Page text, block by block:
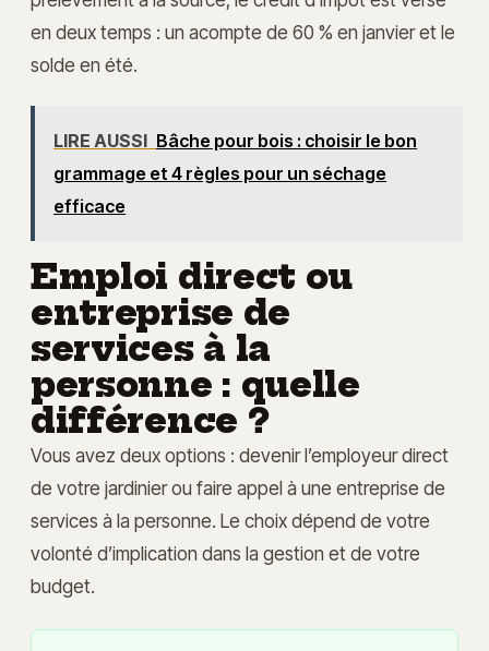
en deux temps : un acompte de 60 % en janvier et le
solde en été.
LIRE AUSSI Bâche pour bois : choisir le bon
grammage et 4 règles pour un séchage
efficace
Emploi direct ou
entreprise de
services à la
personne : quelle
différence ?
Vous avez deux options : devenir l’employeur direct
de votre jardinier ou faire appel à une entreprise de
services à la personne. Le choix dépend de votre
volonté d’implication dans la gestion et de votre
budget.